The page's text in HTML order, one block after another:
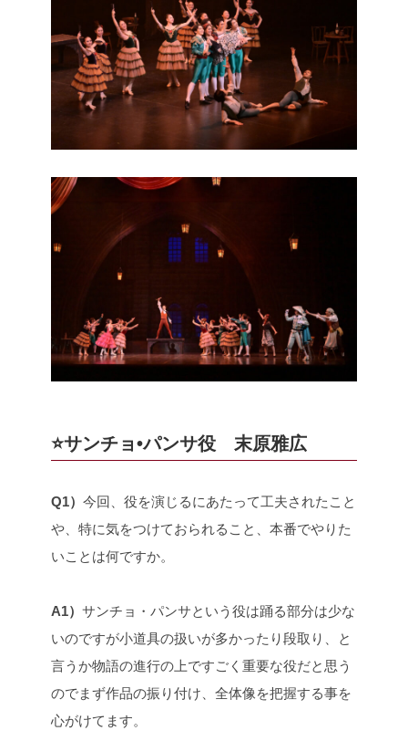
⭐️サンチョ•パンサ役 末原雅広
Q1） 今回、役を演じるにあたって工夫されたこと
や、特に気をつけておられること、本番でやりた
いことは何ですか。
A1） サンチョ・パンサという役は踊る部分は少な
いのですが小道具の扱いが多かったり段取り、と
言うか物語の進行の上ですごく重要な役だと思う
のでまず作品の振り付け、全体像を把握する事を
心がけてます。